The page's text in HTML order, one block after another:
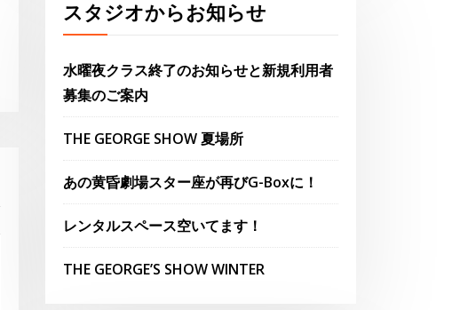
スタジオからお知らせ
水曜夜クラス終了のお知らせと新規利用者
募集のご案内
THE GEORGE SHOW 夏場所
あの黄昏劇場スター座が再びG-Boxに！
レンタルスペース空いてます！
THE GEORGE’S SHOW WINTER